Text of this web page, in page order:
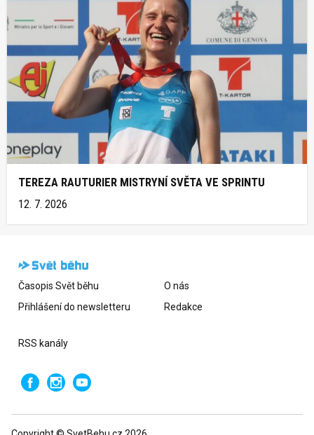
TEREZA RAUTURIER MISTRYNÍ SVĚTA VE SPRINTU
12. 7. 2026
Časopis Svět běhu
Přihlášení do newsletteru
O nás
Redakce
RSS kanály